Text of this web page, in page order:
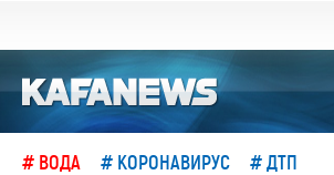
# ВОДА # КОРОНАВИРУС # ДТП